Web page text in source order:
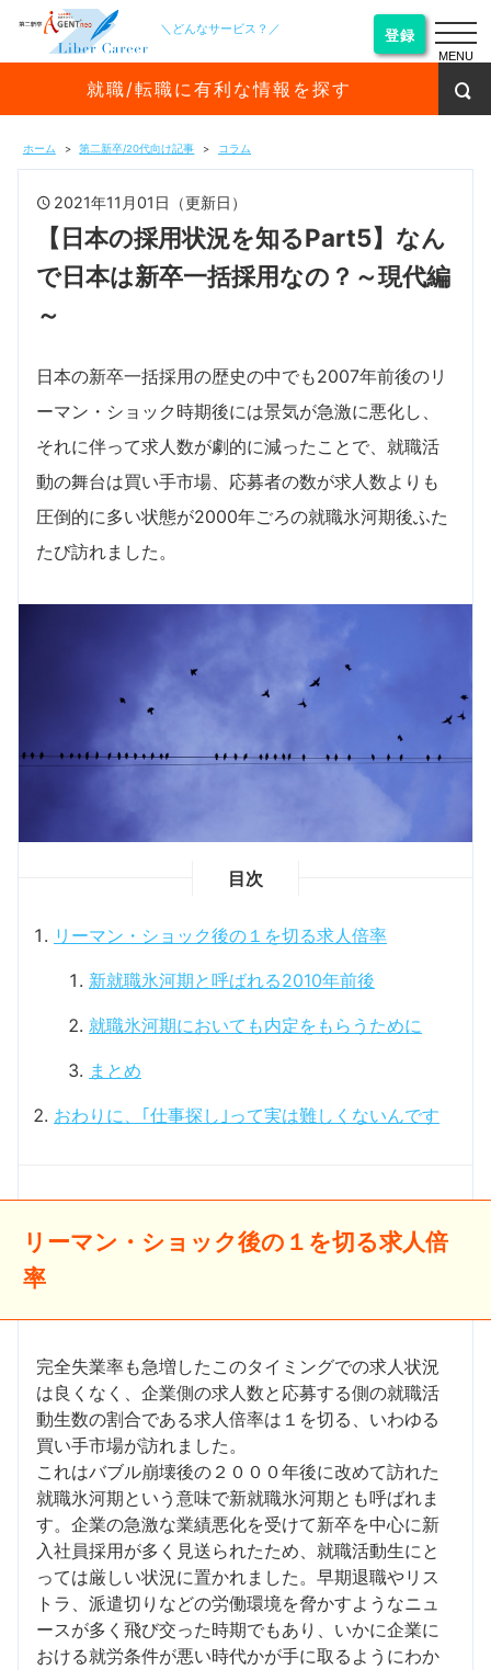
＼どんなサービス？／ 登録
就職/転職に有利な情報を探す
ホーム 第二新卒/20代向け記事 コラム
2021年11月01日（更新日）
【日本の採用状況を知るPart5】なん
で日本は新卒一括採用なの？～現代編
～
日本の新卒一括採用の歴史の中でも2007年前後のリ
ーマン・ショック時期後には景気が急激に悪化し、
それに伴って求人数が劇的に減ったことで、就職活
動の舞台は買い手市場、応募者の数が求人数よりも
圧倒的に多い状態が2000年ごろの就職氷河期後ふた
たび訪れました。
目次
リーマン・ショック後の１を切る求人倍率
新就職氷河期と呼ばれる2010年前後
就職氷河期においても内定をもらうために
まとめ
おわりに、｢仕事探し｣って実は難しくないんです
リーマン・ショック後の１を切る求人倍
率
完全失業率も急増したこのタイミングでの求人状況
は良くなく、企業側の求人数と応募する側の就職活
動生数の割合である求人倍率は１を切る、いわゆる
買い手市場が訪れました。
これはバブル崩壊後の２０００年後に改めて訪れた
就職氷河期という意味で新就職氷河期とも呼ばれま
す。企業の急激な業績悪化を受けて新卒を中心に新
入社員採用が多く見送られたため、就職活動生にと
っては厳しい状況に置かれました。早期退職やリス
トラ、派遣切りなどの労働環境を脅かすようなニュ
ースが多く飛び交った時期でもあり、いかに企業に
おける就労条件が悪い時代かが手に取るようにわか
MENU